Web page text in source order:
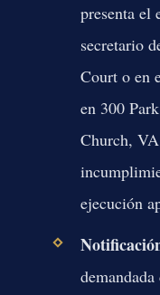
presenta el
secretario
Court o en
en 300
Church,
ejecución